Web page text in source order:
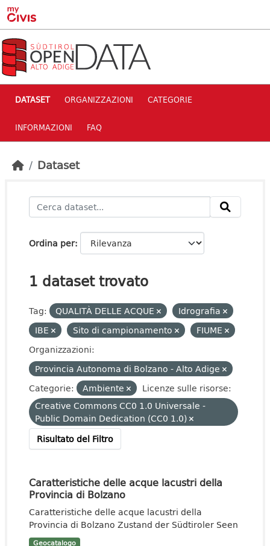
Skip to main content
DATASET ORGANIZZAZIONI CATEGORIE
INFORMAZIONI FAQ
Dataset
Ordina per
1 dataset trovato
Tag: QUALITÀ DELLE ACQUE
Idrografia
IBE
Sito di campionamento
FIUME
Organizzazioni:
Provincia Autonoma di Bolzano - Alto Adige
Categorie:
Ambiente
Licenze sulle risorse:
Creative Commons CC0 1.0 Universale -
Public Domain Dedication (CC0 1.0)
Risultato del Filtro
Caratteristiche delle acque lacustri della
Provincia di Bolzano
Caratteristiche delle acque lacustri della
Provincia di Bolzano Zustand der Südtiroler Seen
Geocatalogo